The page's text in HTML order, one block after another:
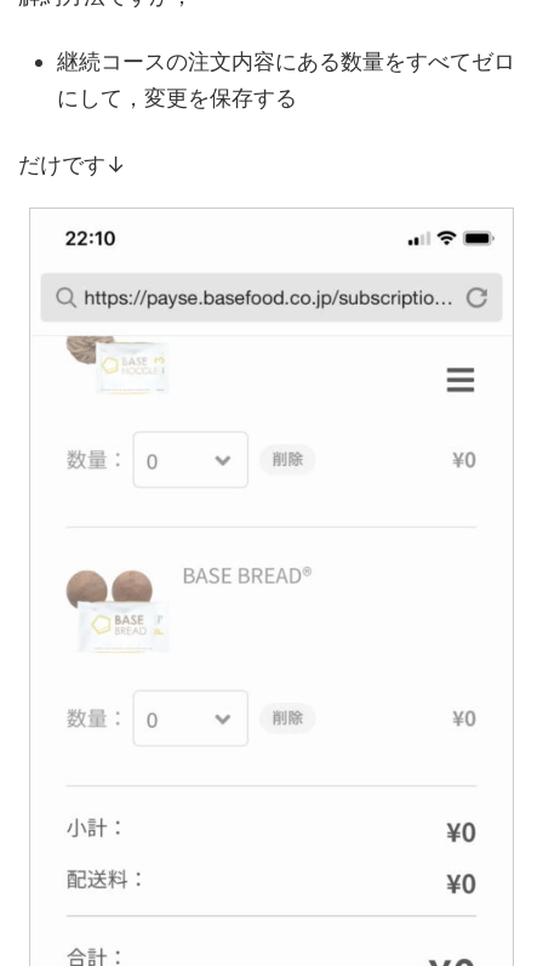
継続コースの注文内容にある数量をすべてゼロ
にして，変更を保存する
だけです↓